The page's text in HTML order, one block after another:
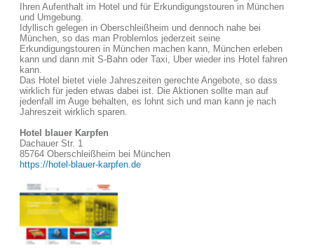
Ihren Aufenthalt im Hotel und für Erkundigungstouren in München
und Umgebung.
Idyllisch gelegen in Oberschleißheim und dennoch nahe bei
München, so das man Problemlos jederzeit seine
Erkundigungstouren in München machen kann, München erleben
kann und dann mit S-Bahn oder Taxi, Uber wieder ins Hotel fahren
kann.
Das Hotel bietet viele Jahreszeiten gerechte Angebote, so dass
wirklich für jeden etwas dabei ist. Die Aktionen sollte man auf
jedenfall im Auge behalten, es lohnt sich und man kann je nach
Jahreszeit wirklich sparen.
Hotel blauer Karpfen
Dachauer Str. 1
85764 Oberschleißheim bei München
https://hotel-blauer-karpfen.de